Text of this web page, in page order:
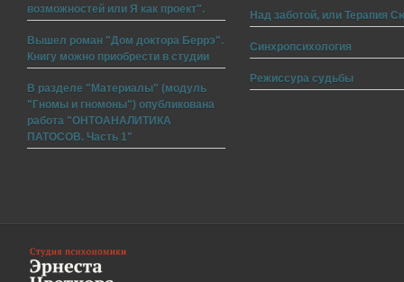
возможностей или Я как проект".
Вышел роман "Дом доктора Беррэ".
Книгу можно приобрести в студии
В разделе "Материалы" (модуль
"Гномы и гномоны") опубликована
работа "ОНТОАНАЛИТИКА
ПАТОСОВ. Часть 1"
Над заботой, или Терапия
Синхропсихология
Режиссура судьбы